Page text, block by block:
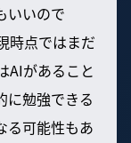
いいので
時点ではまだ
AIがあること
に勉強できる
る可能性もあ